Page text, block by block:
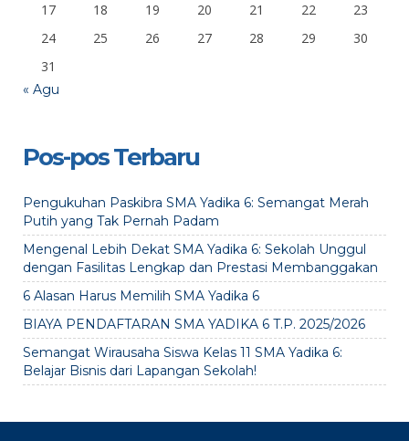
17
18 19 20 21 22
23
24
25 26 27 28 29
30
31
« Agu
Pos-pos Terbaru
Pengukuhan Paskibra SMA Yadika 6: Semangat Merah
Putih yang Tak Pernah Padam
Mengenal Lebih Dekat SMA Yadika 6: Sekolah Unggul
dengan Fasilitas Lengkap dan Prestasi Membanggakan
6 Alasan Harus Memilih SMA Yadika 6
BIAYA PENDAFTARAN SMA YADIKA 6 T.P. 2025/2026
Semangat Wirausaha Siswa Kelas 11 SMA Yadika 6:
Belajar Bisnis dari Lapangan Sekolah!